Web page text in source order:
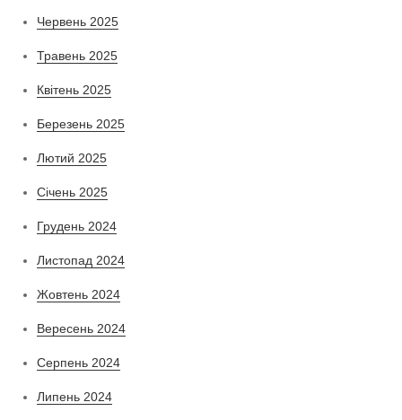
Червень 2025
Травень 2025
Квітень 2025
Березень 2025
Лютий 2025
Січень 2025
Грудень 2024
Листопад 2024
Жовтень 2024
Вересень 2024
Серпень 2024
Липень 2024